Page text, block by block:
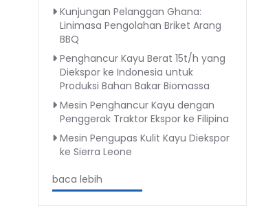
Kunjungan Pelanggan Ghana:
Linimasa Pengolahan Briket Arang
BBQ
Penghancur Kayu Berat 15t/h yang
Diekspor ke Indonesia untuk
Produksi Bahan Bakar Biomassa
Mesin Penghancur Kayu dengan
Penggerak Traktor Ekspor ke Filipina
Mesin Pengupas Kulit Kayu Diekspor
ke Sierra Leone
baca lebih